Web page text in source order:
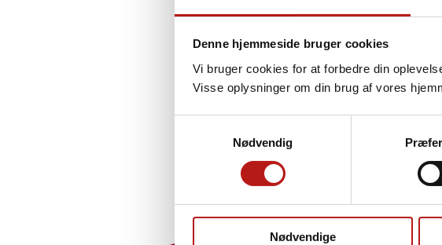
Denne hjemmeside bruger cookies
Vi bruger cookies for at forbedre din
Visse oplysninger om din brug af vores
Nødvendig
Nødvendige